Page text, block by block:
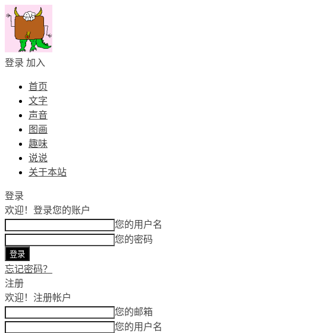
登录 加入
首页
文字
声音
图画
趣味
说说
关于本站
登录
欢迎！ 登录您的账户
您的用户名
您的密码
忘记密码？
注册
欢迎！ 注册帐户
您的邮箱
您的用户名